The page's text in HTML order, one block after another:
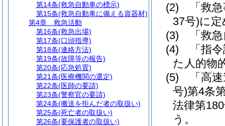
(2)
「救
37号)に
(3)
「救
(4)
「指
た人的物
(5)
「高
号)第4条
法律第
う。
第14条(救急自動車の標示)
第15条(救急自動車に備える資器材)
第4章
救急活動
第16条(救急出場)
第17条(口頭指導)
第18条(連絡方法)
第19条(故障等の報告)
第20条(応急処置)
第21条(医療機関の選定)
第22条(医師の要請)
第23条(警察官の要請)
第24条(搬送を拒んだ者の取扱い)
第25条(死亡者の取扱い)
第26条(要保護者の取扱い)